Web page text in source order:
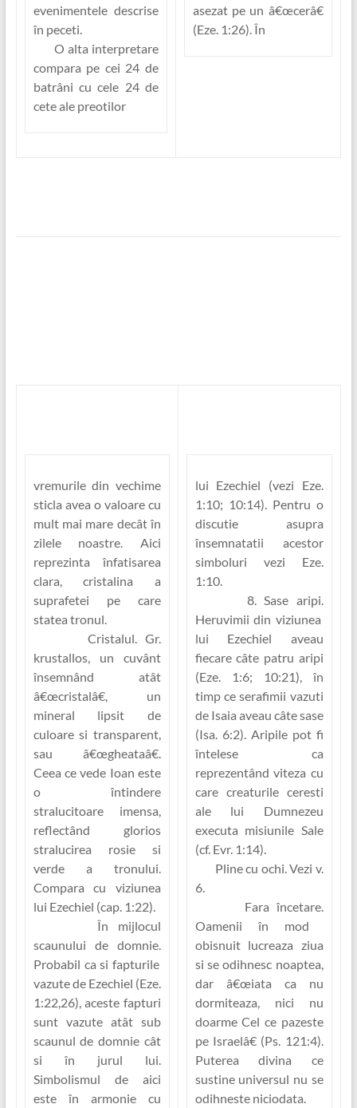
evenimentele descrise
în peceti.
O alta interpretare
compara pe cei 24 de
batrâni cu cele 24 de
cete ale preotilor
asezat pe un â€œcerâ€
(Eze. 1:26). În
vremurile din vechime
sticla avea o valoare cu
mult mai mare decât în
zilele noastre. Aici
reprezinta înfatisarea
clara, cristalina a
suprafetei pe care
statea tronul.
Cristalul. Gr.
krustallos, un cuvânt
însemnând atât
â€œcristalâ€, un
mineral lipsit de
culoare si transparent,
sau â€œgheataâ€.
Ceea ce vede Ioan este
o întindere
stralucitoare imensa,
reflectând glorios
stralucirea rosie si
verde a tronului.
Compara cu viziunea
lui Ezechiel (cap. 1:22).
În mijlocul
scaunului de domnie.
Probabil ca si fapturile
vazute de Ezechiel (Eze.
1:22,26), aceste fapturi
sunt vazute atât sub
scaunul de domnie cât
si în jurul lui.
Simbolismul de aici
este în armonie cu
lui Ezechiel (vezi Eze.
1:10; 10:14). Pentru o
discutie asupra
însemnatatii acestor
simboluri vezi Eze.
1:10.
8. Sase aripi.
Heruvimii din viziunea
lui Ezechiel aveau
fiecare câte patru aripi
(Eze. 1:6; 10:21), în
timp ce serafimii vazuti
de Isaia aveau câte sase
(Isa. 6:2). Aripile pot fi
întelese ca
reprezentând viteza cu
care creaturile ceresti
ale lui Dumnezeu
executa misiunile Sale
(cf. Evr. 1:14).
Pline cu ochi.Vezi v.
6.
Fara încetare.
Oamenii în mod
obisnuit lucreaza ziua
si se odihnesc noaptea,
dar â€œiata ca nu
dormiteaza, nici nu
doarme Cel ce pazeste
pe Israelâ€ (Ps. 121:4).
Puterea divina ce
sustine universul nu se
odihneste niciodata.